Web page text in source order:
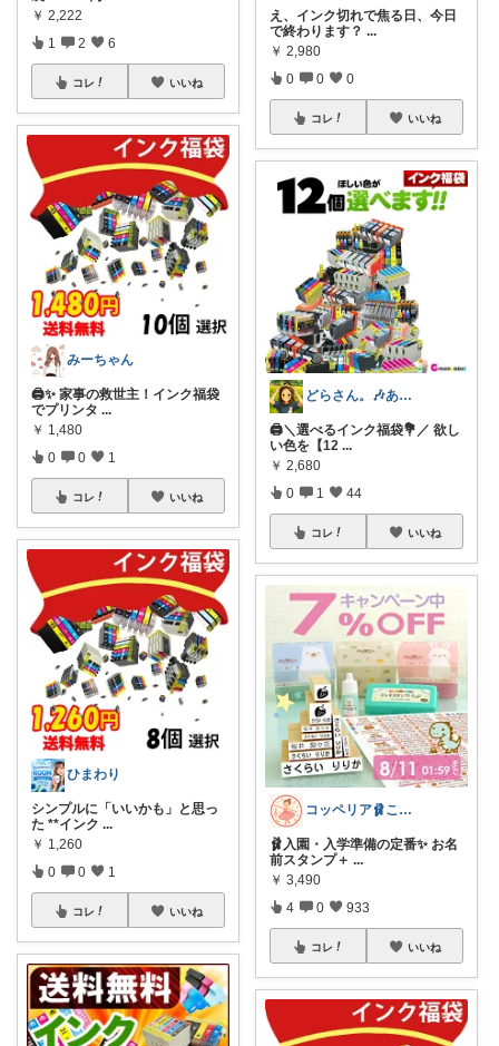
￥ 2,222
1 2 6
コレ いいね
みーちゃん
🖨️✨ 家事の救世主！インク福袋
でプリンタ ...
￥ 1,480
0 0 1
コレ いいね
ひまわり
シンプルに「いいかも」と思っ
た **インク ...
￥ 1,260
0 0 1
コレ いいね
え、インク切れで焦る日、今日
で終わります？ ...
￥ 2,980
0 0 0
コレ いいね
どらさん。🎶ありがとうございます🎶
🖨＼選べるインク福袋💐／ 欲し
い色を【12 ...
￥ 2,680
0 1 44
コレ いいね
コッペリア🩰こどもと暮らす音楽家
🩰入園・入学準備の定番✨ お名
前スタンプ＋ ...
￥ 3,490
4 0 933
コレ いいね